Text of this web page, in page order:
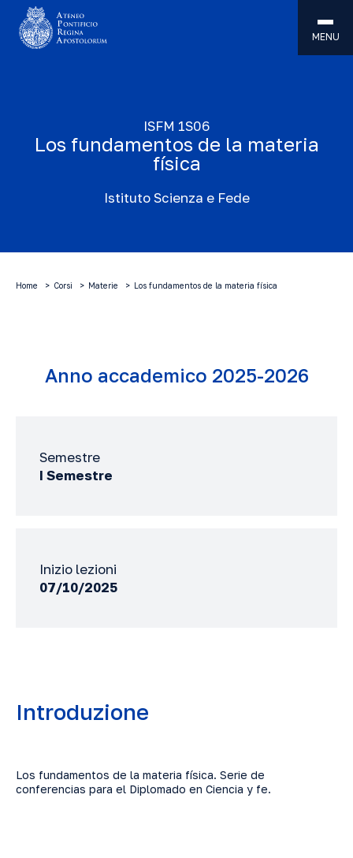
MENU
ISFM 1S06
Los fundamentos de la materia
física
Istituto Scienza e Fede
Home Corsi Materie Los fundamentos de la materia física
Anno accademico 2025-2026
Semestre
I Semestre
Inizio lezioni
07/10/2025
Introduzione
Los fundamentos de la materia física. Serie de
conferencias para el Diplomado en Ciencia y fe.